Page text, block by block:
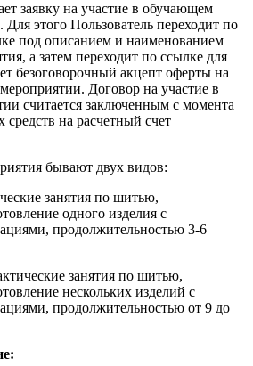
заявку на участие в обучающем
этого Пользователь переходит по
под описанием и наименованием
а затем переходит по ссылке для
безоговорочный акцепт оферты на
Договор на участие в
считается заключенным с момента
на расчетный счет
бывают двух видов:
занятия по шитью,
одного изделия с
продолжительностью 3-6
занятия по шитью,
нескольких изделий с
продолжительностью от 9 до